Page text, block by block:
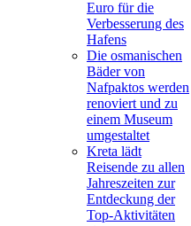
Euro für die
Verbesserung des
Hafens
Die osmanischen
Bäder von
Nafpaktos werden
renoviert und zu
einem Museum
umgestaltet
Kreta lädt
Reisende zu allen
Jahreszeiten zur
Entdeckung der
Top-Aktivitäten